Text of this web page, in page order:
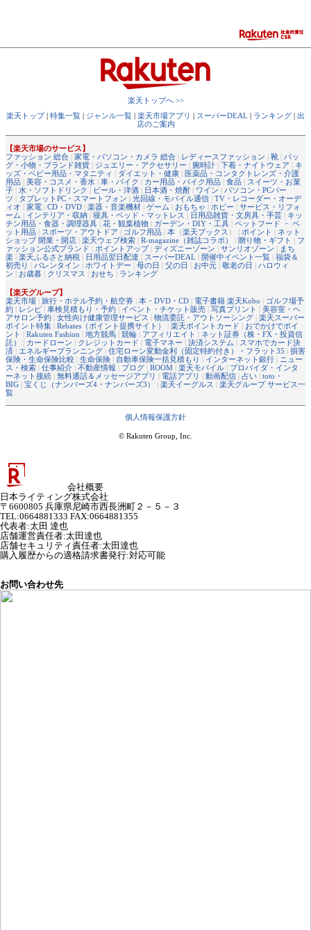
楽天トップへ >>
楽天トップ| 特集一覧 | ジャンル一覧 | 楽天市場アプリ | スーパーDEAL | ランキング | 出
店のご案内
【楽天市場のサービス】
ファッション 総合 | 家電・パソコン・カメラ 総合 | レディースファッション | 靴 | バッ
グ・小物・ブランド雑貨 | ジュエリー・アクセサリー | 腕時計 | 下着・ナイトウェア | キ
ッズ・ベビー用品・マタニティ | ダイエット・健康 | 医薬品・コンタクトレンズ・介護
用品 | 美容・コスメ・香水 | 車・バイク | カー用品・バイク用品 | 食品 | スイーツ・お菓
子 | 水・ソフトドリンク | ビール・洋酒 | 日本酒・焼酎 | ワイン | パソコン・PCパー
ツ | タブレットPC・スマートフォン | 光回線・モバイル通信 | TV・レコーダー・オーデ
ィオ | 家電 | CD・DVD | 楽器・音楽機材 | ゲーム | おもちゃ | ホビー | サービス・リフォ
ーム | インテリア・収納 | 寝具・ベッド・マットレス | 日用品雑貨・文房具・手芸 | キッ
チン用品・食器・調理器具 | 花・観葉植物 | ガーデン・DIY・工具 | ペットフード ・ ペ
ット用品 | スポーツ・アウトドア | ゴルフ用品 | 本 （楽天ブックス ） | ポイント | ネット
ショップ 開業・開店 | 楽天ウェブ検索 | R-magazine（雑誌コラボ） | 贈り物・ギフト | フ
ァッション公式ブランド | ポイントアップ| ディズニーゾーン | サンリオゾーン | まち
楽 | 楽天ふるさと納税 | 日用品翌日配達 | スーパーDEAL | 開催中イベント一覧 | 福袋＆
初売り | バレンタイン | ホワイトデー | 母の日 | 父の日 | お中元 | 敬老の日 | ハロウィ
ン | お歳暮 | クリスマス | おせち | ランキング
【楽天グループ】
楽天市場 | 旅行・ホテル予約・航空券 | 本・DVD・CD | 電子書籍 楽天Kobo | ゴルフ場予
約 | レシピ | 車検見積もり・予約 | イベント・チケット販売 | 写真プリント | 美容室・ヘ
アサロン予約 | 女性向け健康管理サービス | 物流委託・アウトソーシング | 楽天スーパー
ポイント特集 | Rebates（ポイント提携サイト） | 楽天ポイントカード | おでかけでポイ
ント | Rakuten Fashion | 地方競馬 | 競輪 | アフィリエイト | ネット証券（株・FX・投資信
託）
| カードローン | クレジットカード | 電子マネー | 決済システム | スマホでカード決
済 | エネルギープランニング | 住宅ローン変動金利（固定特約付き）・フラット35 | 損害
保険・生命保険比較 | 生命保険 | 自動車保険一括見積もり | インターネット銀行 | ニュー
ス・検索 | 仕事紹介 | 不動産情報 | ブログ | ROOM | 楽天モバイル | プロバイダ・インタ
ーネット接続 | 無料通話＆メッセージアプリ | 電話アプリ | 動画配信 | 占い | toto・
BIG | 宝くじ（ナンバーズ4・ナンバーズ3） | 楽天イーグルス | 楽天グループ サービス一
覧
個人情報保護方針
© Rakuten Group, Inc.
会社概要
日本ライティング株式会社
〒6600805 兵庫県尼崎市西長洲町２－５－３
TEL:0664881333 FAX:0664881355
代表者:太田 達也
店舗運営責任者:太田達也
店舗セキュリティ責任者:太田達也
購入履歴からの適格請求書発行:対応可能
お問い合わせ先